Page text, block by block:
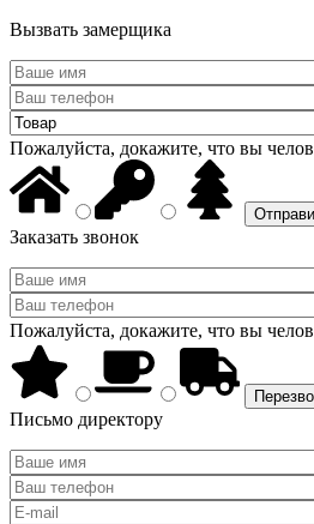
Вызвать замерщика
Пожалуйста, докажите, что вы
Заказать звонок
Пожалуйста, докажите, что вы
Письмо директору